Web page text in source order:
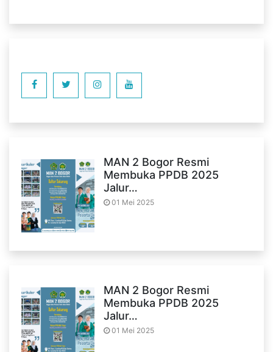
MAN 2 Bogor Resmi
Membuka PPDB 2025
Jalur…
01 Mei 2025
MAN 2 Bogor Resmi
Membuka PPDB 2025
Jalur…
01 Mei 2025